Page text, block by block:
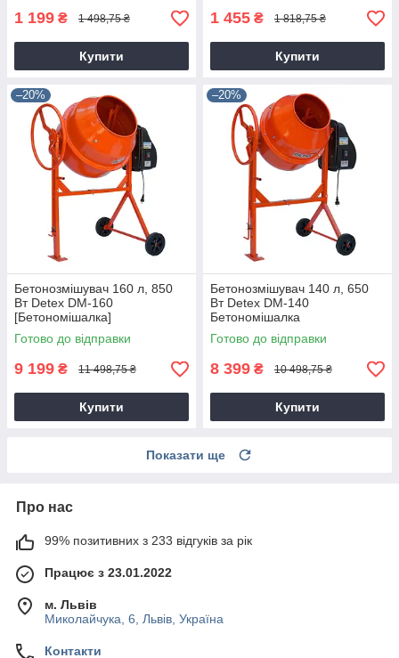
1 199 ₴ 1 498,75 ₴
Купити
1 455 ₴ 1 818,75 ₴
Купити
–20%
Бетонозмішувач 160 л, 850
Вт Detex DM-160
[Бетономішалка]
Готово до відправки
9 199 ₴ 11 498,75 ₴
Купити
–20%
Бетонозмішувач 140 л, 650
Вт Detex DM-140
Бетономішалка
Готово до відправки
8 399 ₴ 10 498,75 ₴
Купити
Показати ще
Про нас
99% позитивних з 233 відгуків за рік
Працює з 23.01.2022
м. Львів
Миколайчука, 6, Львів, Україна
Контакти